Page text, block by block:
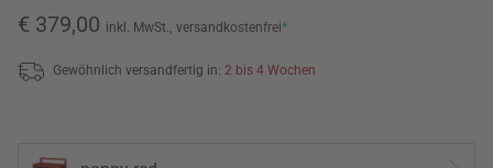
€ 379,00 inkl. MwSt., versandkostenfrei*
Gewöhnlich versandfertig in: 2 bis 4 Wochen